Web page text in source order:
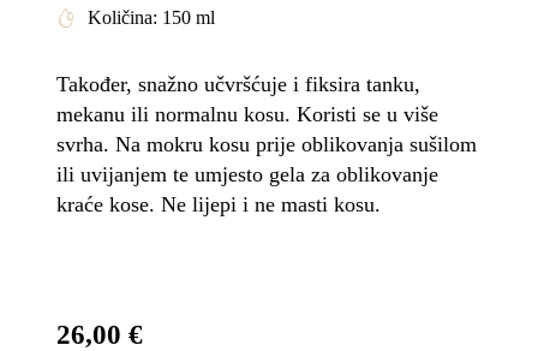
Količina: 150 ml
Također, snažno učvršćuje i fiksira tanku,
mekanu ili normalnu kosu. Koristi se u više
svrha. Na mokru kosu prije oblikovanja sušilom
ili uvijanjem te umjesto gela za oblikovanje
kraće kose. Ne lijepi i ne masti kosu.
26,00 €